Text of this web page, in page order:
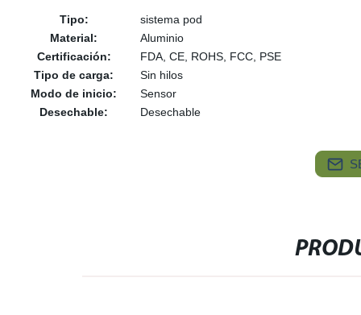
Tipo:
sistema pod
Material:
Aluminio
Certificación:
FDA, CE, ROHS, FCC, PSE
Tipo de carga:
Sin hilos
Modo de inicio:
Sensor
Desechable:
Desechable